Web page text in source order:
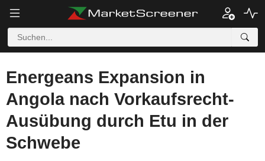
Energeans Expansion in
Angola nach Vorkaufsrecht-
Ausübung durch Etu in der
Schwebe